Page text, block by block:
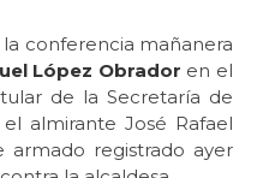
conferencia mañanera
López Obrador en el
de la Secretaría de
almirante José Rafael
armado registrado ayer